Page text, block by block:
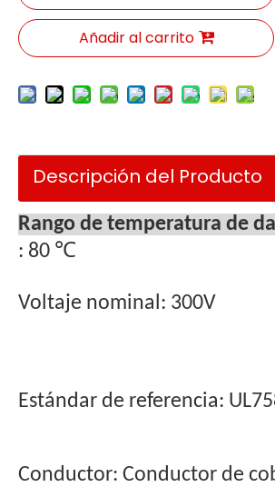
Añadir al carrito
Descripción del Producto
Rango de temperatura de
: 80
Voltaje
Estándar de referencia:
Conductor: Conductor de